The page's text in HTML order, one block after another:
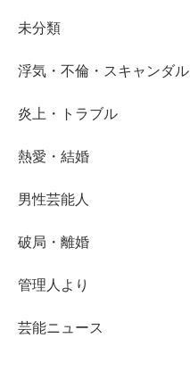
未分類
浮気・不倫・スキャンダル
炎上・トラブル
熱愛・結婚
男性芸能人
破局・離婚
管理人より
芸能ニュース